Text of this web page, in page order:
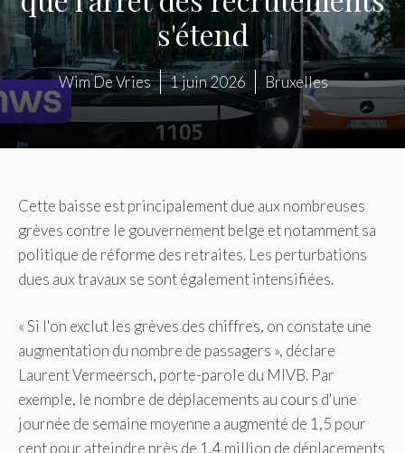
s'étend
Wim De Vries 1 juin 2026 Bruxelles
Cette baisse est principalement due aux nombreuses
grèves contre le gouvernement belge et notamment sa
politique de réforme des retraites. Les perturbations
dues aux travaux se sont également intensifiées.
« Si l'on exclut les grèves des chiffres, on constate une
augmentation du nombre de passagers », déclare
Laurent Vermeersch, porte-parole du MIVB. Par
exemple, le nombre de déplacements au cours d'une
journée de semaine moyenne a augmenté de 1,5 pour
cent pour atteindre près de 1,4 million de déplacements